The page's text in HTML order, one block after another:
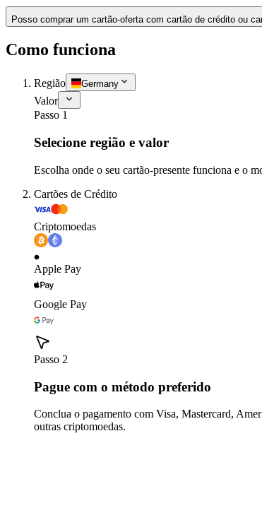
Posso comprar um cartão-oferta com cartão de crédito ou
Como funciona
Região Germany
Valor
Passo 1
Selecione região e valor
Escolha onde o seu cartão-presente funciona e o
Cartões de Crédito
Criptomoedas
Apple Pay
Google Pay
Passo 2
Pague com o método preferido
Conclua o pagamento com Visa, Mastercard,
outras criptomoedas.